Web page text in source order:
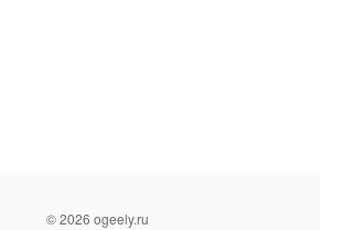
© 2026 ogeely.ru